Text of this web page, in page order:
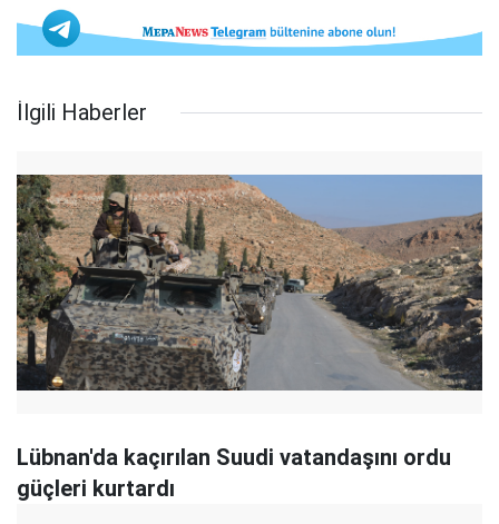
İlgili Haberler
Lübnan'da kaçırılan Suudi vatandaşını ordu
güçleri kurtardı